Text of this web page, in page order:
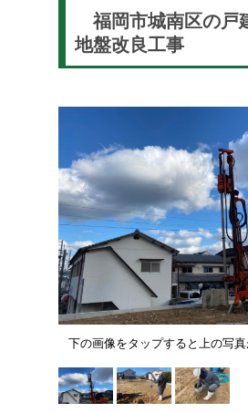
福岡市城南区の戸
地盤改良工事
下の画像をタップすると上の写